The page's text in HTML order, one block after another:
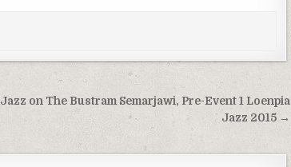
Jazz on The Bustram Semarjawi, Pre-Event 1 Loenpia
Jazz 2015 →